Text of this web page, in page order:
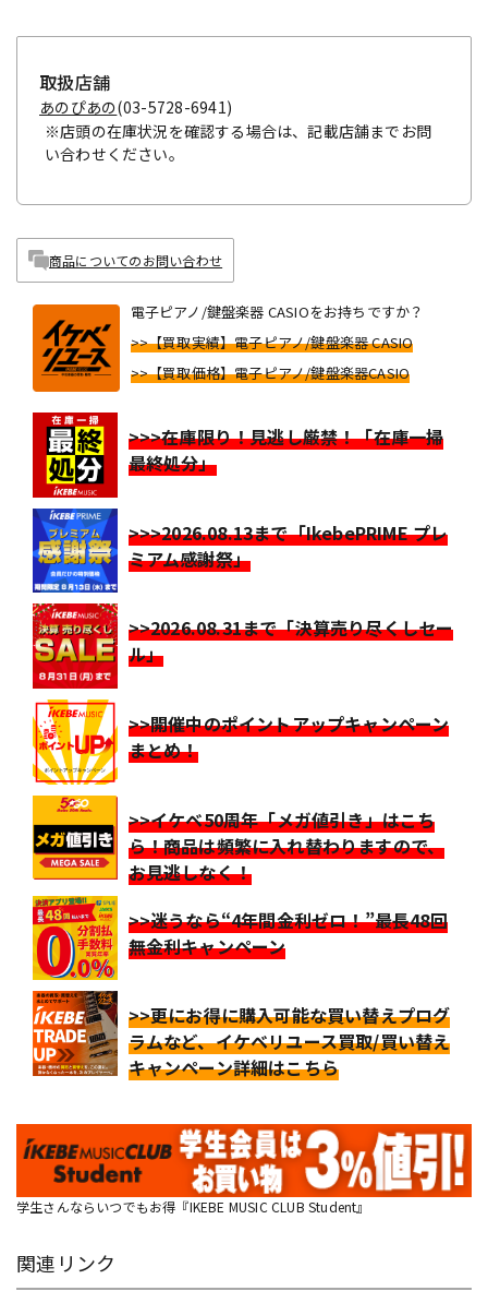
取扱店舗
あのぴあの(03-5728-6941)
※店頭の在庫状況を確認する場合は、記載店舗までお問
い合わせください。
商品についてのお問い合わせ
電子ピアノ/鍵盤楽器 CASIOをお持ちですか？
>>【買取実績】電子ピアノ/鍵盤楽器 CASIO
>>【買取価格】電子ピアノ/鍵盤楽器CASIO
>>>在庫限り！見逃し厳禁！「在庫一掃
最終処分」
>>>2026.08.13まで「IkebePRIME プレ
ミアム感謝祭」
>>2026.08.31まで「決算売り尽くしセー
ル」
>>開催中のポイントアップキャンペーン
まとめ！
>>イケベ50周年「メガ値引き」はこち
ら！商品は頻繁に入れ替わりますので、
お見逃しなく！
>>迷うなら“4年間金利ゼロ！”最長48回
無金利キャンペーン
>>更にお得に購入可能な買い替えプログ
ラムなど、イケベリユース買取/買い替え
キャンペーン詳細はこちら
学生さんならいつでもお得『IKEBE MUSIC CLUB Student』
関連リンク